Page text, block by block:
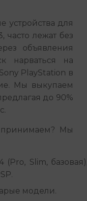
устройства для
часто лежат без
объявления
нарваться на
PlayStation в
Мы выкупаем
до 90%
принимаем? Мы
(Pro, Slim,
модели.